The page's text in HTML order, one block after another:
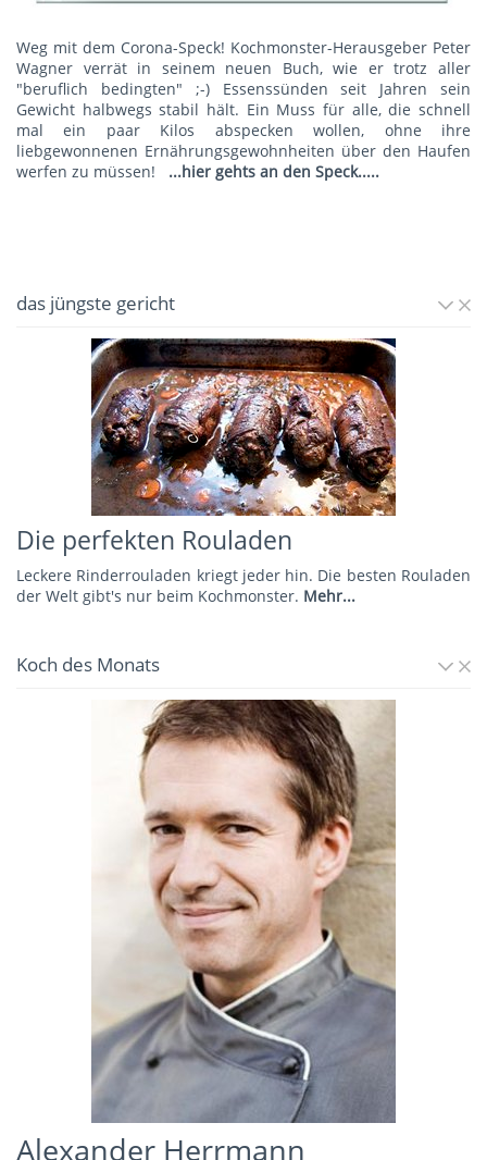
Weg mit dem Corona-Speck! Kochmonster-Herausgeber Peter
Wagner verrät in seinem neuen Buch, wie er trotz aller
"beruflich bedingten" ;-) Essenssünden seit Jahren sein
Gewicht halbwegs stabil hält. Ein Muss für alle, die schnell
mal ein paar Kilos abspecken wollen, ohne ihre
liebgewonnenen Ernährungsgewohnheiten über den Haufen
werfen zu müssen!
...hier gehts an den Speck.....
das jüngste gericht
Die perfekten Rouladen
Leckere Rinderrouladen kriegt jeder hin. Die besten Rouladen
der Welt gibt's nur beim Kochmonster. Mehr...
Koch des Monats
Alexander Herrmann